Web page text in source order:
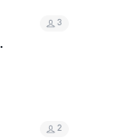
3
2